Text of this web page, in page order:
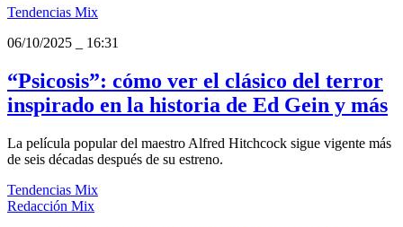
Tendencias Mix
06/10/2025
16:31
“Psicosis”: cómo ver el clásico del terror
inspirado en la historia de Ed Gein y más
La película popular del maestro Alfred Hitchcock sigue vigente más
de seis décadas después de su estreno.
Tendencias Mix
Redacción Mix